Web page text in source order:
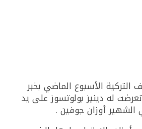
الأسبوع الماضي بخبر
له دينيز بولوتسوز على يد
الشهير أوزان جوفين .